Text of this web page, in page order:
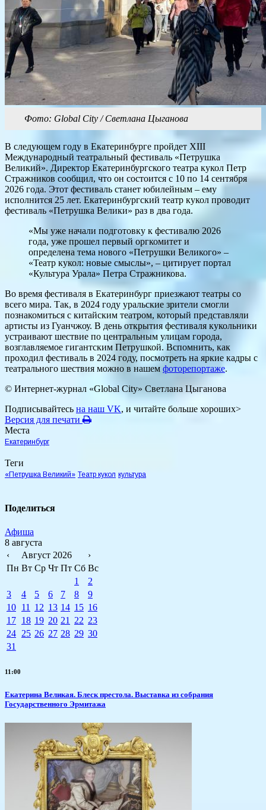
Фото: Global City / Светлана Цыганова
В следующем году в Екатеринбурге пройдет XIII
Международный театральный фестиваль «Петрушка
Великий». Директор Екатеринбургского театра кукол Петр
Стражников сообщил, что он состоится с 10 по 14 сентября
2026 года. Этот фестиваль станет юбилейным – ему
исполнится 25 лет. Екатеринбургский театр кукол проводит
фестиваль «Петрушка Велики» раз в два года.
«Мы уже начали подготовку к фестивалю 2026
года, уже прошел первый оргкомитет и
определена тема нового «Петрушки Великого» –
«Театр кукол: новые смыслы», – цитирует портал
«Культура Урала» Петра Стражникова.
Во время фестиваля в Екатеринбург приезжают театры со
всего мира. Так, в 2024 году уральские зрители смогли
познакомиться с китайским театром, который представляли
артисты из Гуанчжоу. В день открытия фестиваля кукольники
устраивают шествие по центральным улицам города,
возглавляемое гигантским Петрушкой. Вспомнить, как
проходил фестиваль в 2024 году, посмотреть на яркие кадры с
театрального шествия можно в нашем фоторепортаже.
© Интернет-журнал «Global City» Светлана Цыганова
Подписывайтесь на наш VK, и читайте больше хороших>
Версия для печати
Места
Екатеринбург
Теги
«Петрушка Великий» Театр кукол культура
Поделиться
Афиша
8 августа
‹
Август 2026
›
Пн Вт Ср Чт Пт Сб Вс
1
2
3
4 5 6 7 8
9
10 11 12 13 14 15 16
17 18 19 20 21 22 23
24 25 26 27 28 29 30
31
11:00
Екатерина Великая. Блеск престола. Выставка из собрания
Государственного Эрмитажа